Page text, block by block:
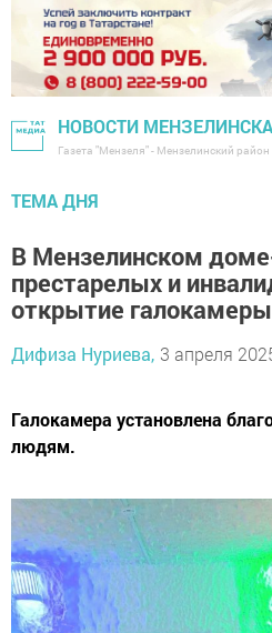
НОВОСТИ МЕНЗЕЛИНСКА
Газета "Мензеля" - Мензелинский район
ТЕМА ДНЯ
В Мензелинском
престарелых и
открытие галокамеры
Дифиза Нуриева, 3 апреля
Галокамера установлена
людям.